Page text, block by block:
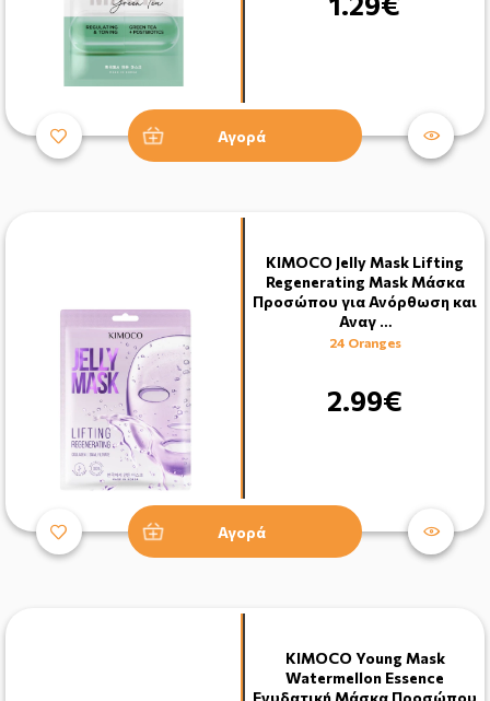
Αγορά
KIMOCO Jelly Mask Lifting
Regenerating Mask Μάσκα
Προσώπου για Ανόρθωση και
Αναγ …
24 Oranges
2.99€
Αγορά
KIMOCO Young Mask
Watermellon Essence